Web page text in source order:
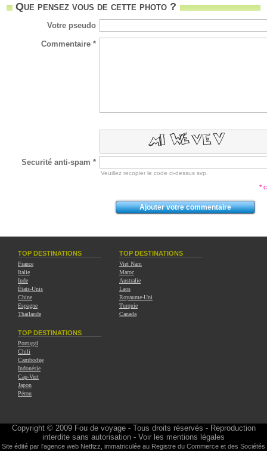
Que pensez vous de cette photo ?
Votre pseudo
Commentaire *
Securité anti-spam *
Veuillez recopier le code ci-dessus svp.
*
TOP DESTINATIONS
France
Italie
Inde
États-Unis
Chine
Espagne
Thaïlande
TOP DESTINATIONS
Viet Nam
Maroc
Australie
Laos
Royaume-Uni
Turquie
Canada
TOP DESTINATIONS
Portugal
Chili
Cambodge
Indonésie
Cap-Vert
Japon
Pérou
Copyright © 2009 Fou de voyage- Tous droits réservés - Reproduction
interdite sans autorisation - Voir les mentions légales
Site édité par l'agence web Netfizz , immatriculée au Registre du Commerce et des Sociétés